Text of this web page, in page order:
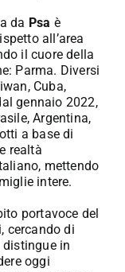
da Psa è
all’area
il cuore della
Parma. Diversi
Cuba,
gennaio 2022,
Argentina,
a base di
realtà
mettendo
intere.
portavoce del
cercando di
in
oggi